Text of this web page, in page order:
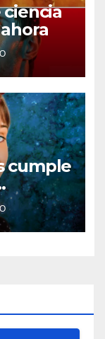
ciencia
cumple